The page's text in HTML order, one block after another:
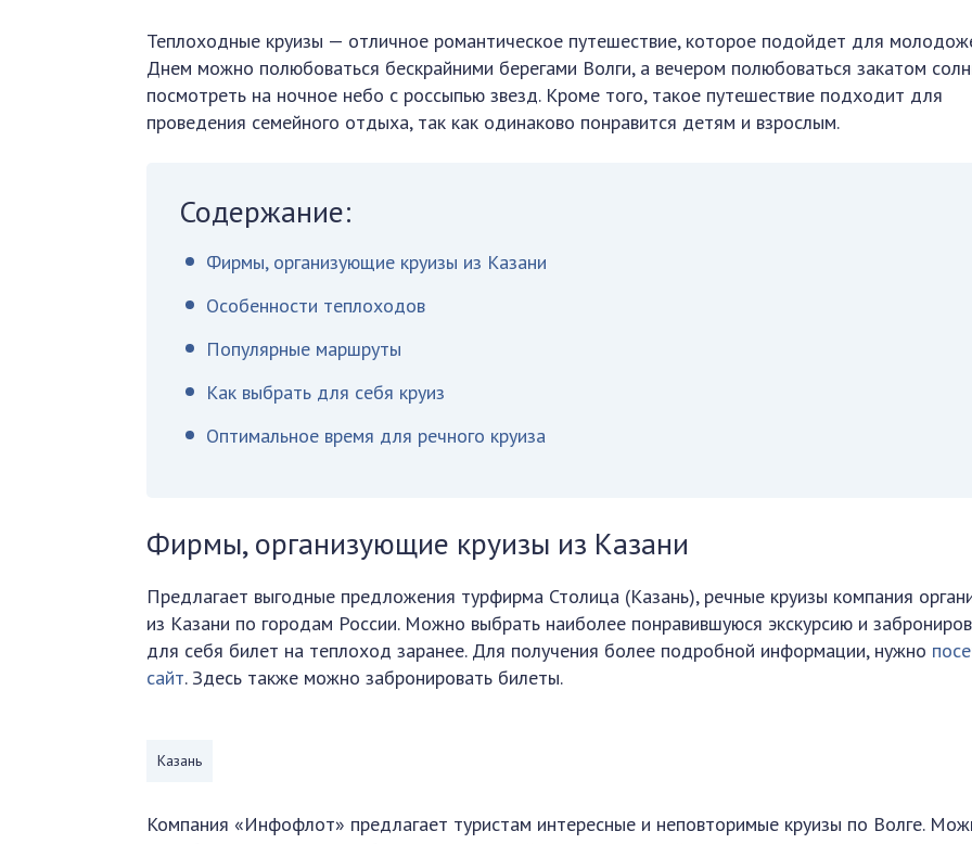
Теплоходные круизы — отличное романтическое путешествие, которое подойдет для
Днем можно полюбоваться бескрайними берегами Волги, а вечером полюбоваться закатом
посмотреть на ночное небо с россыпью звезд. Кроме того, такое путешествие подходит для
проведения семейного отдыха, так как одинаково понравится детям и взрослым.
Содержание:
Фирмы, организующие круизы из Казани
Особенности теплоходов
Популярные маршруты
Как выбрать для себя круиз
Оптимальное время для речного круиза
Фирмы, организующие круизы из Казани
Предлагает выгодные предложения турфирма Столица (Казань), речные круизы компания
из Казани по городам России. Можно выбрать наиболее понравившуюся экскурсию и
для себя билет на теплоход заранее. Для получения более подробной информации, нужно
сайт. Здесь также можно забронировать билеты.
Казань
Компания «Инфофлот» предлагает туристам интересные и неповторимые круизы по Волге.